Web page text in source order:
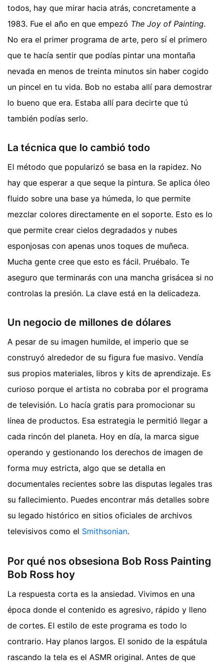
todos, hay que mirar hacia atrás, concretamente a
1983. Fue el año en que empezó The Joy of Painting.
No era el primer programa de arte, pero sí el primero
que te hacía sentir que podías pintar una montaña
nevada en menos de treinta minutos sin haber cogido
un pincel en tu vida. Bob no estaba allí para demostrar
lo bueno que era. Estaba allí para decirte que tú
también podías serlo.
La técnica que lo cambió todo
El método que popularizó se basa en la rapidez. No
hay que esperar a que seque la pintura. Se aplica óleo
fluido sobre una base ya húmeda, lo que permite
mezclar colores directamente en el soporte. Esto es lo
que permite crear cielos degradados y nubes
esponjosas con apenas unos toques de muñeca.
Mucha gente cree que esto es fácil. Pruébalo. Te
aseguro que terminarás con una mancha grisácea si no
controlas la presión. La clave está en la delicadeza.
Un negocio de millones de dólares
A pesar de su imagen humilde, el imperio que se
construyó alrededor de su figura fue masivo. Vendía
sus propios materiales, libros y kits de aprendizaje. Es
curioso porque el artista no cobraba por el programa
de televisión. Lo hacía gratis para promocionar su
línea de productos. Esa estrategia le permitió llegar a
cada rincón del planeta. Hoy en día, la marca sigue
operando y gestionando los derechos de imagen de
forma muy estricta, algo que se detalla en
documentales recientes sobre las disputas legales tras
su fallecimiento. Puedes encontrar más detalles sobre
su legado histórico en sitios oficiales de archivos
televisivos como el Smithsonian.
Por qué nos obsesiona Bob Ross Painting
Bob Ross hoy
La respuesta corta es la ansiedad. Vivimos en una
época donde el contenido es agresivo, rápido y lleno
de cortes. El estilo de este programa es todo lo
contrario. Hay planos largos. El sonido de la espátula
rascando la tela es el ASMR original. Antes de que